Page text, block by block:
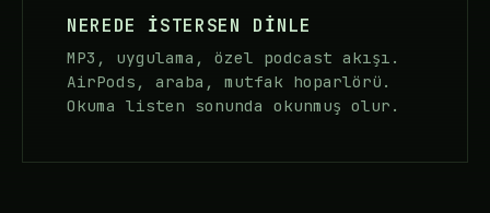
NEREDE ISTERSEN DINLE
MP3, uygulama, özel podcast akışı.
AirPods, araba, mutfak hoparlörü.
Okuma listen sonunda okunmuş olur.